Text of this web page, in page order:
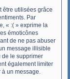
être utilisées grâce
Par
« :( » exprime la
émoticônes
de ne pas abuser
message illisible
de le supprimer
également limiter
à un message.